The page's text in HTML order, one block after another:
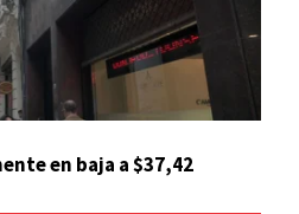
en baja a $37,42